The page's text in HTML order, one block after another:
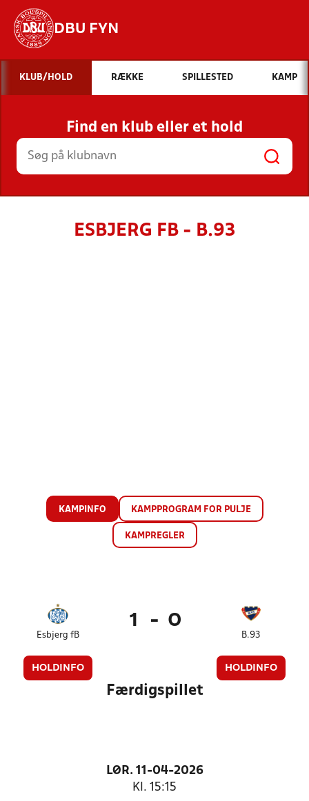
DBU FYN
Hvad vil du søge efter?
INDHOLD OG NYHEDER
STILLINGER, RESULTATER, KLUBBER OG
HOLD
KLUB/HOLD RÆKKE SPILLESTED KAMP
Find en klub eller et hold
ESBJERG FB - B.93
KAMPINFO KAMPPROGRAM FOR PULJE
KAMPREGLER
Esbjerg fB
HOLDINFO
1 - 0
B.93
HOLDINFO
Færdigspillet
LØR. 11-04-2026
Kl. 15:15